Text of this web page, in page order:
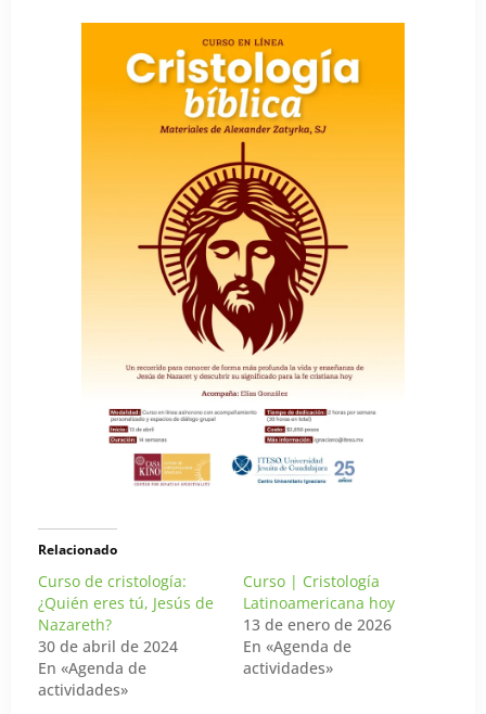
Relacionado
Curso de cristología:
¿Quién eres tú, Jesús de
Nazareth?
30 de abril de 2024
En «Agenda de
actividades»
Curso | Cristología
Latinoamericana hoy
13 de enero de 2026
En «Agenda de
actividades»